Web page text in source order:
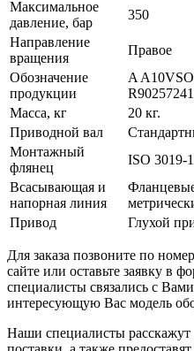
Максимальное
давление, бар
350
Направление
вращения
Правое
Обозначение
продукции
A
Масса, кг
20 кг.
Приводной вал
Монтажный
флянец
ISO 3019-
Всасывающая и
напорная линия
Привод
Глухой
Для заказа позвоните по
сайте или оставьте заявку в
специалисты связались с
интересующую Вас модель
Наши специалисты расскажут